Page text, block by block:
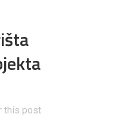
this post